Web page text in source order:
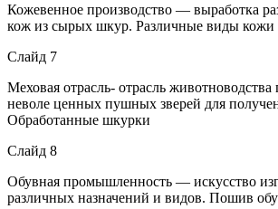
Кожевенное производство — выработка
кож из сырых шкур. Различные виды кожи
Слайд 7
Меховая отрасль- отрасль
неволе ценных пушных зверей для
Обработанные шкурки
Слайд 8
Обувная промышленность — искусство
различных назначений и видов. Пошив